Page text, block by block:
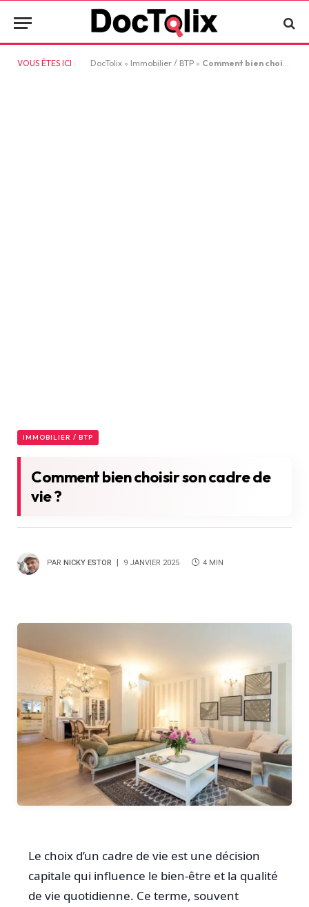
VOUS ÊTES ICI : DocTolix » Immobilier / BTP » Comment bien choisir son cadre de vie ?
IMMOBILIER / BTP
Comment bien choisir son cadre de
vie ?
PAR NICKY ESTOR 9 JANVIER 2025 4 MIN
Le choix d’un cadre de vie est une décision
capitale qui influence le bien-être et la qualité
de vie quotidienne. Ce terme, souvent